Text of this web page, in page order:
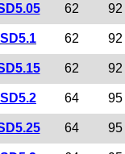
62 92
SD5.1 62 92
62 92
SD5.2 64 95
64 95